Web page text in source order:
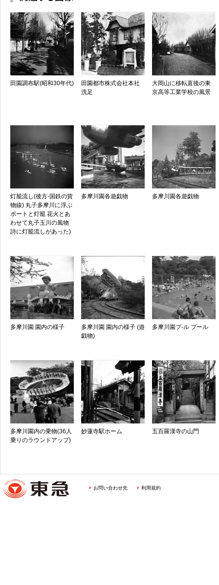
田園調布駅(昭和30年代)
田園都市株式会社本社
洗足
大岡山に移転直後の東
京高等工業学校の風景
灯籠流し(後方-国鉄の貨
物線) 丸子多摩川に浮ぶ
ボートと灯籠 花火とあ
わせて丸子玉川の風物
詩に灯籠流しがあった)
多摩川園各遊戯物 多摩川園各遊戯物
多摩川園 園内の様子
多摩川園 園内の様子 (遊
戯物)
多摩川園プ-ル プール
多摩川園内の乗物(36人
乗りのラウンドアップ)
妙蓮寺駅ホーム 五百羅漢寺の山門
お問い合わせ先 利用規約